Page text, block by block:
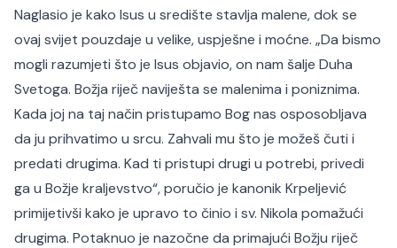
Naglasio je kako Isus u središte stavlja malene, dok se
ovaj svijet pouzdaje u velike, uspješne i moćne. „Da bismo
mogli razumjeti što je Isus objavio, on nam šalje Duha
Svetoga. Božja riječ naviješta se malenima i poniznima.
Kada joj na taj način pristupamo Bog nas osposobljava
da ju prihvatimo u srcu. Zahvali mu što je možeš čuti i
predati drugima. Kad ti pristupi drugi u potrebi, privedi
ga u Božje kraljevstvo“, poručio je kanonik Krpeljević
primijetivši kako je upravo to činio i sv. Nikola pomažući
drugima. Potaknuo je nazočne da primajući Božju riječ